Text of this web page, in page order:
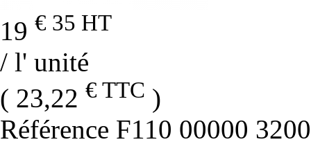
19 € 35 HT
/ l' unité
( 23,22 € TTC )
Référence F110 00000